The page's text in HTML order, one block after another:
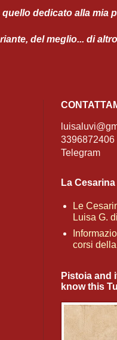
dedicato alla mia
del meglio... di
3396872406
Telegram
La
Le
Luisa G.
corsi
Pistoia and
know this